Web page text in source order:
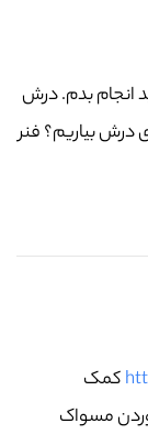
انجام بدم. درش
درش بیاریم؟ فنر
کمک
مسواک